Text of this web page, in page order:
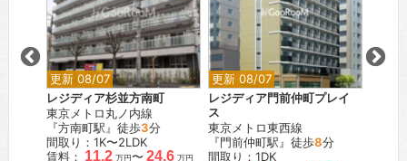
更新 08/07
レジディア杉並方南町
東京メトロ丸ノ内線
『方南町駅』徒歩3分
間取り：1K〜2LDK
賃料： 11.2 万円〜 24.6 万円
更新 08/07
レジディア門前仲町プレイ
ス
東京メトロ東西線
『門前仲町駅』徒歩8分
間取り：1DK